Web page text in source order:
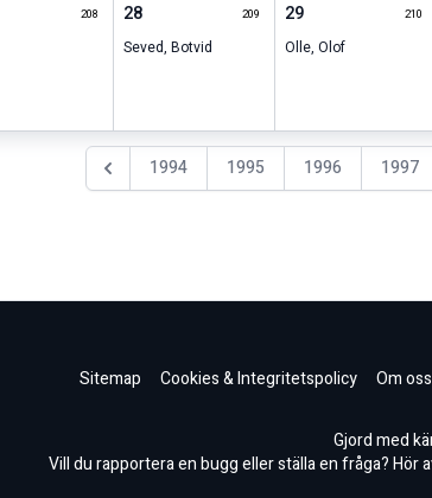
208 28 209
Seved, Botvid
29 210
Olle,Olof
Föregående år
1994 1995 1996 1997
Sitemap Cookies & Integritetspolicy Om oss
Gjord med
Vill du rapportera en bugg eller ställa en fråga? Hör